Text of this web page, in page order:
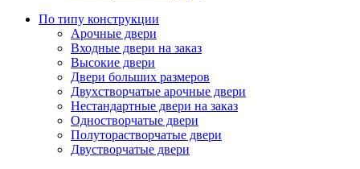
По типу конструкции
Арочные двери
Входные двери на заказ
Высокие двери
Двери больших размеров
Двухстворчатые арочные двери
Нестандартные двери на заказ
Одностворчатые двери
Полуторастворчатые двери
Двустворчатые двери